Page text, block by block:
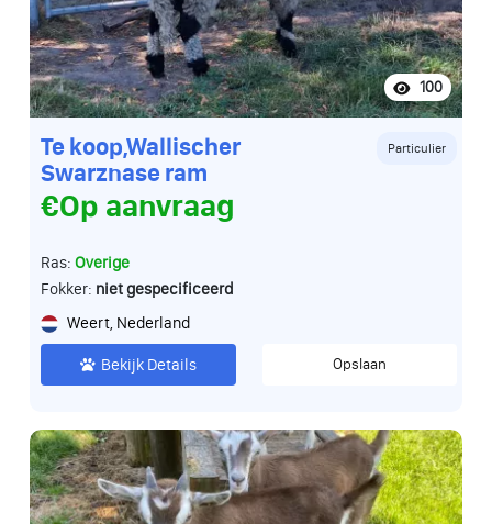
100
Te koop,Wallischer
Swarznase ram
Particulier
€Op aanvraag
Ras: Overige
Fokker: niet gespecificeerd
Weert, Nederland
Bekijk Details Opslaan